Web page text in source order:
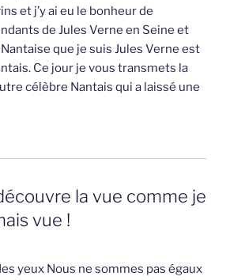
et j’y ai eu le bonheur de
de Jules Verne en Seine et
que je suis Jules Verne est
Ce jour je vous transmets la
célèbre Nantais qui a laissé une
la vue comme je
vue !
yeux Nous ne sommes pas égaux